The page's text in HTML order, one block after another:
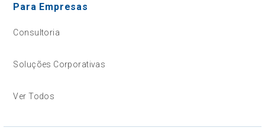
Para Empresas
Consultoria
Soluções Corporativas
Ver Todos